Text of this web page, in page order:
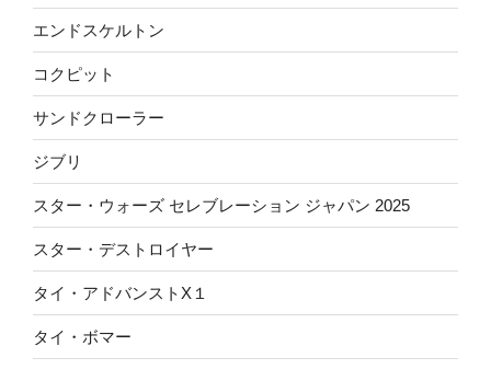
エンドスケルトン
コクピット
サンドクローラー
ジブリ
スター・ウォーズ セレブレーション ジャパン 2025
スター・デストロイヤー
タイ・アドバンストX１
タイ・ボマー